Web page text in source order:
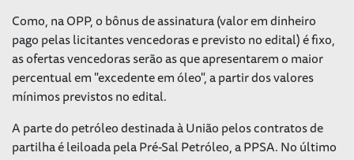
Como, na OPP, o bônus de assinatura (valor em dinheiro
pago pelas licitantes vencedoras e previsto no edital) é fixo,
as ofertas vencedoras serão as que apresentarem o maior
percentual em "excedente em óleo", a partir dos valores
mínimos previstos no edital.
A parte do petróleo destinada à União pelos contratos de
partilha é leiloada pela Pré-Sal Petróleo, a PPSA. No último